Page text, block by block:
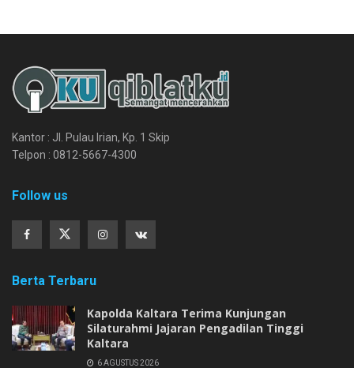
Kantor : Jl. Pulau Irian, Kp. 1 Skip
Telpon : 0812-5667-4300
Follow us
Berta Terbaru
Kapolda Kaltara Terima Kunjungan
Silaturahmi Jajaran Pengadilan Tinggi
Kaltara
6 AGUSTUS 2026